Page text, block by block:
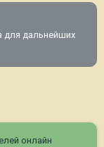
для дальнейших
онлайн